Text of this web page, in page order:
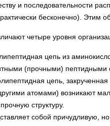
и последовательности
бесконечно). Этим
четыре уровня
цепь из
(прочными) пептидными
цепь,
атомами) возникают
структуру.
собой причудливую,